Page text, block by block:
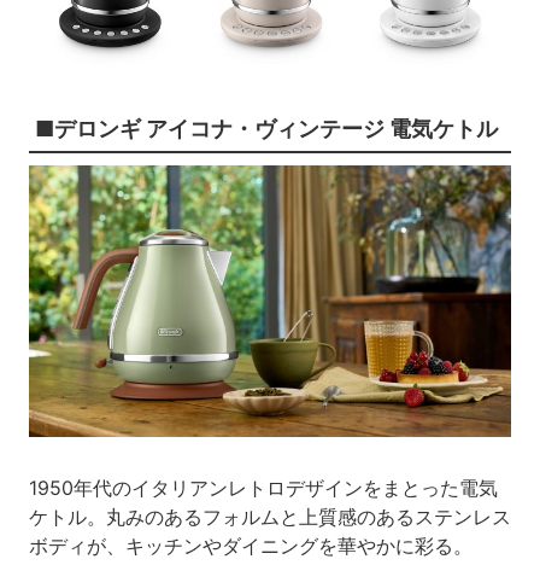
■デロンギ アイコナ・ヴィンテージ 電気ケトル
1950年代のイタリアンレトロデザインをまとった電気
ケトル。丸みのあるフォルムと上質感のあるステンレス
ボディが、キッチンやダイニングを華やかに彩る。